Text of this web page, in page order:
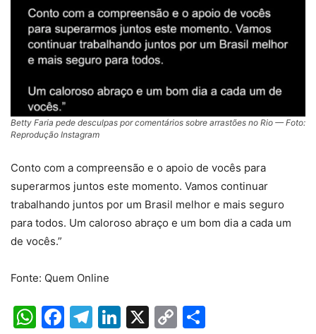
Betty Faria pede desculpas por comentários sobre arrastões no Rio — Foto:
Reprodução Instagram
Conto com a compreensão e o apoio de vocês para
superarmos juntos este momento. Vamos continuar
trabalhando juntos por um Brasil melhor e mais seguro
para todos. Um caloroso abraço e um bom dia a cada um
de vocês.”
Fonte: Quem Online
WhatsApp
Facebook
Telegram
LinkedIn
X
Copy